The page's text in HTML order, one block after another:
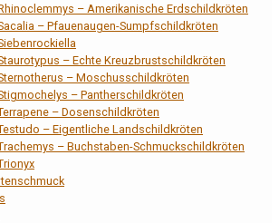
– Amerikanische Erdschildkröten
– Pfauenaugen-Sumpfschildkröten
– Echte Kreuzbrustschildkröten
– Moschusschildkröten
– Pantherschildkröten
– Dosenschildkröten
– Eigentliche Landschildkröten
– Buchstaben-Schmuckschildkröten